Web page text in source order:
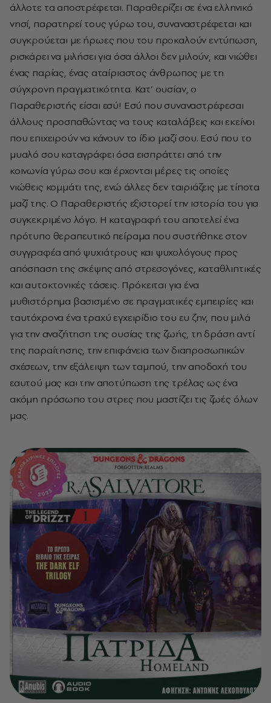
άλλοτε τα αποστρέφεται. Παραθερίζει σε ένα ελληνικό
νησί, παρατηρεί τους γύρω του, συναναστρέφεται και
συγκρούεται με ήρωες που του προκαλούν εντύπωση,
ρισκάρει να μιλήσει για όσα άλλοι δεν μιλούν, και νιώθει
ένας παρίας, ένας αταίριαστος άνθρωπος με τη
σύγχρονη πραγματικότητα. Κατ’ ουσίαν, ο
Παραθεριστής είσαι εσύ! Εσύ που συναναστρέφεσαι
άλλους προσπαθώντας να τους καταλάβεις και εκείνοι
που επιχειρούν να κάνουν το ίδιο μαζί σου. Εσύ που το
μυαλό σου καταγράφει όσα εισπράττει από την
κοινωνία γύρω σου και έρχονται μέρες τις οποίες
νιώθεις κομμάτι της, ενώ άλλες δεν ταιριάζεις με τίποτα
μαζί της. Ο Παραθεριστής εξιστορεί την ιστορία του για
συγκεκριμένο λόγο. Η καταγραφή του αποτελεί ένα
πρότυπο θεραπευτικό πείραμα που συστήθηκε στον
συγγραφέα από ψυχιάτρους και ψυχολόγους προς
απόσπαση της σκέψης από στρεσογόνες, καταθλιπτικές
και αυτοκτονικές τάσεις. Πρόκειται για ένα
μυθιστόρημα βασισμένο σε πραγματικές εμπειρίες και
ταυτόχρονα ένα τραχύ εγχειρίδιο του ευ ζην, που μιλά
για την αναζήτηση της ουσίας της ζωής, τη δράση αντί
της παραίτησης, την επιφάνεια των διαπροσωπικών
σχέσεων, την εξάλειψη των ταμπού, την αποδοχή του
εαυτού μας και την αποτύπωση της τρέλας ως ένα
ακόμη πρόσωπο του στρες που μαστίζει τις ζωές όλων
μας.